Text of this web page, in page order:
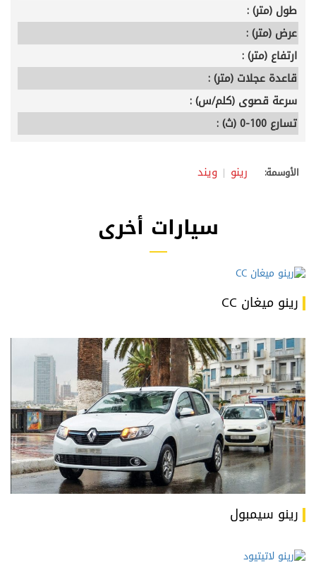
طول (متر) :
عرض (متر) :
ارتفاع (متر) :
قاعدة عجلات (متر) :
سرعة قصوى (كلم/س) :
تسارع 100-0 (ث) :
الأوسمة: رينو ويند
سيارات أخرى
رينو ميغان CC
رينو سيمبول